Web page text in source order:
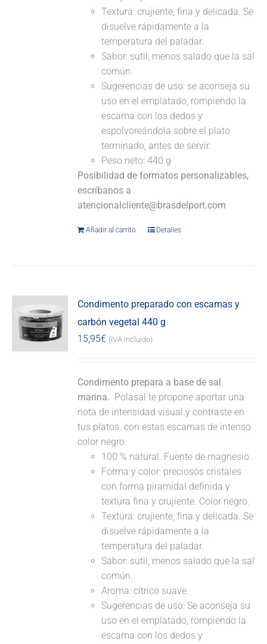
Textura: crujiente, fina y delicada. Se
disuelve rápidamente a la
temperatura del paladar.
Sabor: sutil, menos salado que la sal
común.
Sugerencias de uso: se aconseja su
uso en el emplatado, rompiendo la
escama con los dedos y
espolvoreándola sobre el plato
terminado, antes de servir.
Peso neto: 440 g
Posibilidad de formatos personalizables,
escríbanos a
atencionalcliente@brasdelport.com
Añadir al carrito Detalles
Condimento preparado con escamas y
carbón vegetal 440 g
15,95€ (IVA incluido)
Condimento prepara a base de sal
marina. Polasal te propone aportar una
nota de intensidad visual y contraste en
tus platos. con estas escamas de intenso
color negro.
100 % natural. Fuente de magnesio.
Forma y color: preciosos cristales
con forma piramidal definida y
textura fina y crujiente. Color negro.
Textura: crujiente, fina y delicada. Se
disuelve rápidamente a la
temperatura del paladar.
Sabor: sutil, menos salado que la sal
común.
Aroma: cítrico suave.
Sugerencias de uso: Se aconseja su
uso en el emplatado, rompiendo la
escama con los dedos y